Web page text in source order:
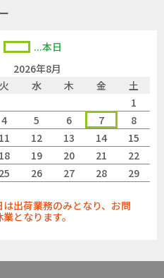
...本日
2026年8月
火 水 木 金
土
1
4 5 6 7
8
11 12 13 14
15
18 19 20 21
22
25 26 27 28
29
出荷業務のみとなり、お問
となります。